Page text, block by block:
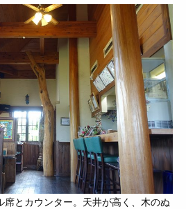
とカウンター。天井が高く、 木のぬ